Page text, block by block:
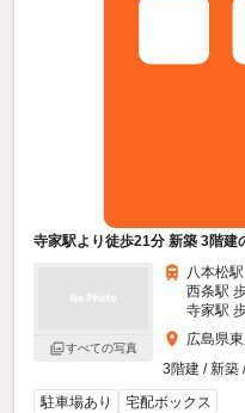
寺家駅より徒歩21分 新築 3階建
すべての写真
八本松
西条駅
寺家駅
広島県
3階建 / 新築
駐車場あり
宅配ボックス